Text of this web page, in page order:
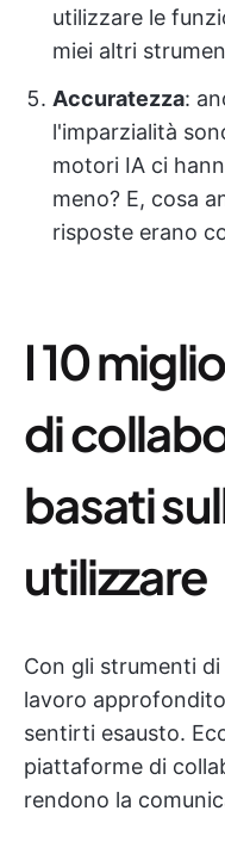
utilizzare le
miei altri
Accuratezza:
l'imparzialità
motori IA ci
meno? E, cosa
risposte erano
I 10
di
basati
utilizzare
Con gli strumenti
lavoro
sentirti esausto.
piattaforme di
rendono la